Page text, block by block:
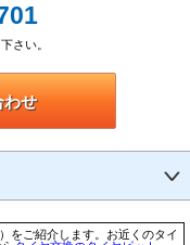
さい。
わせ
）をご紹介します。お近くのタイ